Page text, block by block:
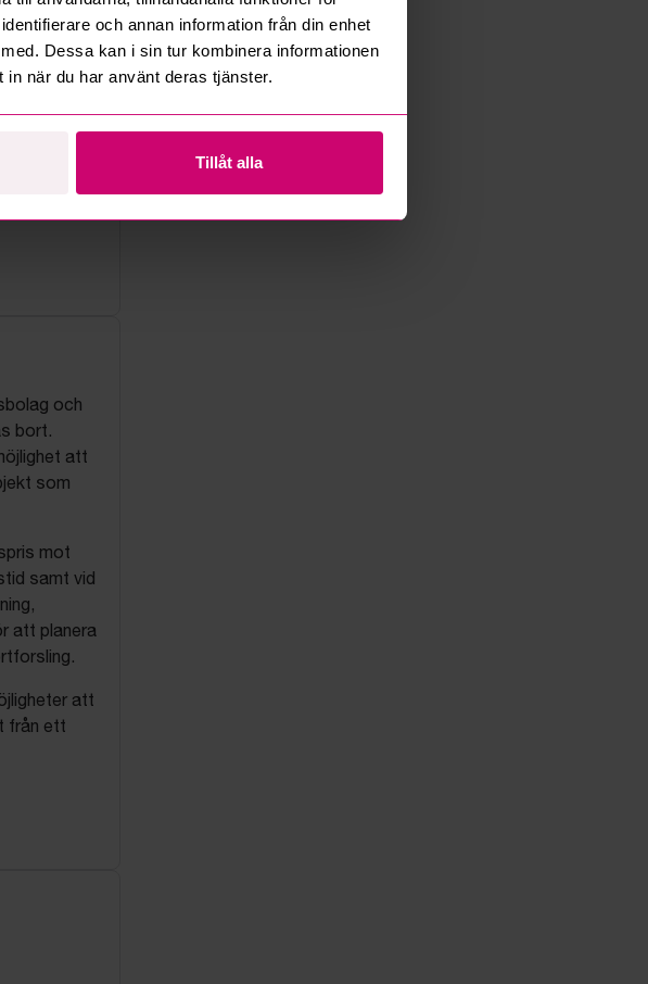
och annan information från din enhet
Dessa kan i sin tur kombinera informationen
när du har använt deras tjänster.
Tillåt alla
och
bort.
att
som
mot
samt vid
att planera
att
från ett